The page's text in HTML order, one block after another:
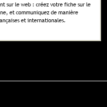
sur le web : créez votre fiche sur le
et communiquez de manière
et internationales.
VOTRE
VOTRE
abonné(e)s